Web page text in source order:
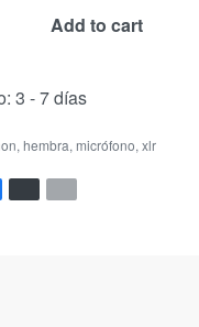
Add to cart
3 - 7 días
, hembra, micrófono, xlr